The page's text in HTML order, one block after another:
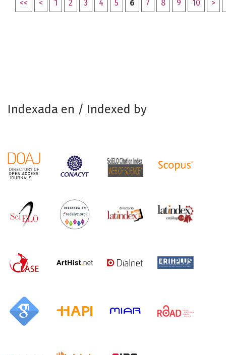
<< < 1 2 3 4 5 6 7 8 9 10 >
Indexada en / Indexed by